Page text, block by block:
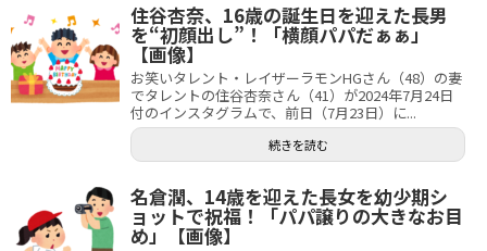
住谷杏奈、16歳の誕生日を迎えた長男
を“初顔出し”！「横顔パパだぁぁ」
【画像】
お笑いタレント・レイザーラモンHGさん（48）の妻
でタレントの住谷杏奈さん（41）が2024年7月24日
付のインスタグラムで、前日（7月23日）に...
続きを読む
名倉潤、14歳を迎えた長女を幼少期シ
ョットで祝福！「パパ譲りの大きなお目
め」【画像】